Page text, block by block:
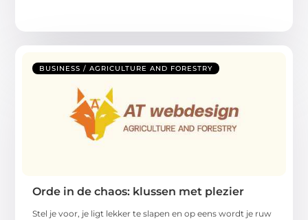
BUSINESS / AGRICULTURE AND FORESTRY
Orde in de chaos: klussen met plezier
Stel je voor, je ligt lekker te slapen en op eens wordt je ruw